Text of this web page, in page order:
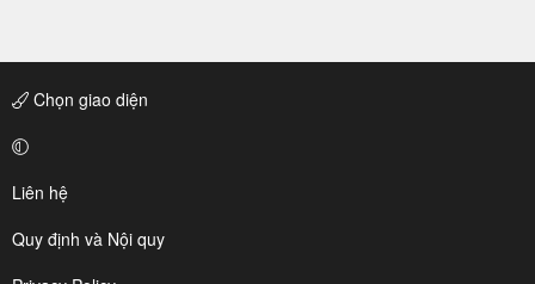
Chọn giao diện
Liên hệ
Quy định và Nội quy